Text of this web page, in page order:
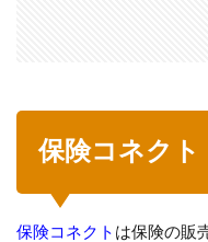
保険コネクト
保険コネクト は保険の販